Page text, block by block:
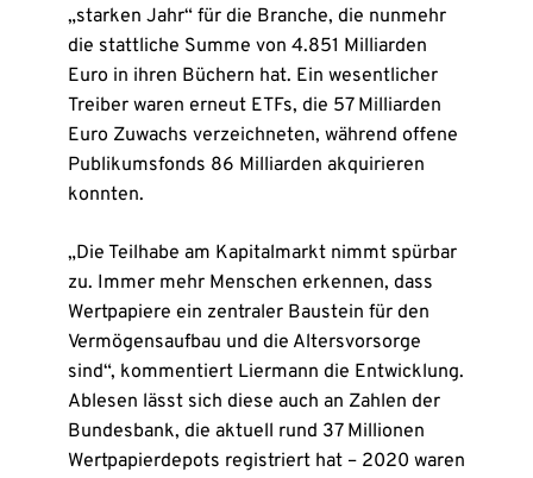
„starken Jahr“ für die Branche, die nunmehr
die stattliche Summe von 4.851 Milliarden
Euro in ihren Büchern hat. Ein wesentlicher
Treiber waren erneut ETFs, die 57 Milliarden
Euro Zuwachs verzeichneten, während offene
Publikumsfonds 86 Milliarden akquirieren
konnten.
„Die Teilhabe am Kapitalmarkt nimmt spürbar
zu. Immer mehr Menschen erkennen, dass
Wertpapiere ein zentraler Baustein für den
Vermögensaufbau und die Altersvorsorge
sind“, kommentiert Liermann die Entwicklung.
Ablesen lässt sich diese auch an Zahlen der
Bundesbank, die aktuell rund 37 Millionen
Wertpapierdepots registriert hat – 2020 waren